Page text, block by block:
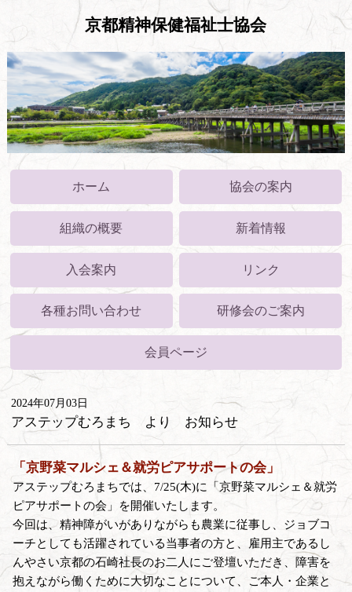
京都精神保健福祉士協会
ホーム 協会の案内
組織の概要 新着情報
入会案内 リンク
各種お問い合わせ 研修会のご案内
会員ページ
2024年07月03日
アステップむろまち より お知らせ
「京野菜マルシェ＆就労ピアサポートの会」
アステップむろまちでは、7/25(木)に「京野菜マルシェ＆就労
ピアサポートの会」を開催いたします。
今回は、精神障がいがありながらも農業に従事し、ジョブコ
ーチとしても活躍されている当事者の方と、雇用主であるし
んやさい京都の石崎社長のお二人にご登壇いただき、障害を
抱えながら働くために大切なことについて、ご本人・企業と